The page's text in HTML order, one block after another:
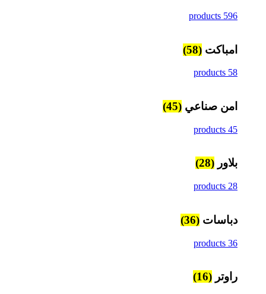
596 products
امباكت (58)
58 products
امن صناعي (45)
45 products
بلاور (28)
28 products
دباسات (36)
36 products
راوتر (16)